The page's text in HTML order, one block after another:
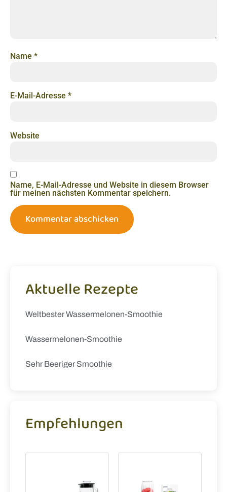
Name *
E-Mail-Adresse *
Website
Name, E-Mail-Adresse und Website in diesem Browser
für meinen nächsten Kommentar speichern.
Aktuelle Rezepte
Weltbester Wassermelonen-Smoothie
Wassermelonen-Smoothie
Sehr Beeriger Smoothie
Empfehlungen